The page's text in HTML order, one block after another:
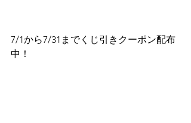
7/1から7/31までくじ引きクーポン配布
中！